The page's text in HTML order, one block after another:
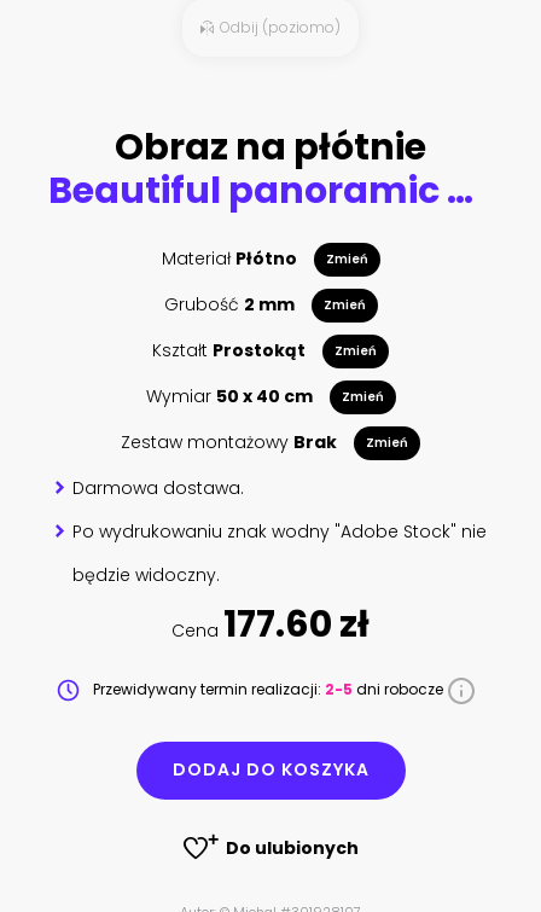
Odbij (poziomo)
Obraz na płótnie
Beautiful panoramic view on Swiss Alps around Lake Lucerne as seen from top of Rigi Kulm peak
Materiał Płótno Zmień
Grubość 2 mm Zmień
Kształt Prostokąt Zmień
Wymiar 50 x 40 cm Zmień
Zestaw montażowy Brak Zmień
Darmowa dostawa.
Po wydrukowaniu znak wodny "Adobe Stock" nie
będzie widoczny.
Cena 177.60 zł
Przewidywany termin realizacji: 2-5 dni robocze
DODAJ DO KOSZYKA
Do ulubionych